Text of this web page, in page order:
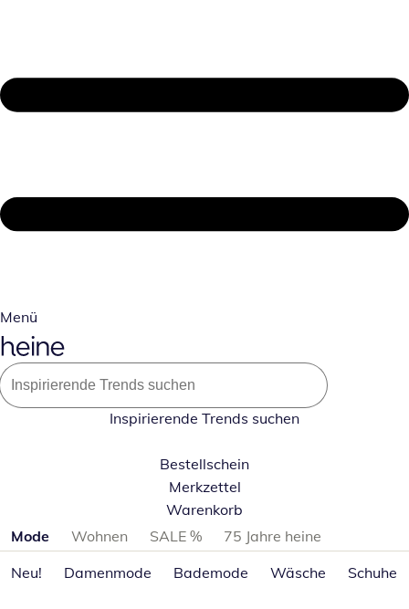
Menü
Inspirierende Trends suchen
Bestellschein
Merkzettel
Warenkorb
Produktkategorien überspringen
Mode Wohnen SALE %
75 Jahre heine
Neu!
Damenmode Bademode Wäsche Schuhe